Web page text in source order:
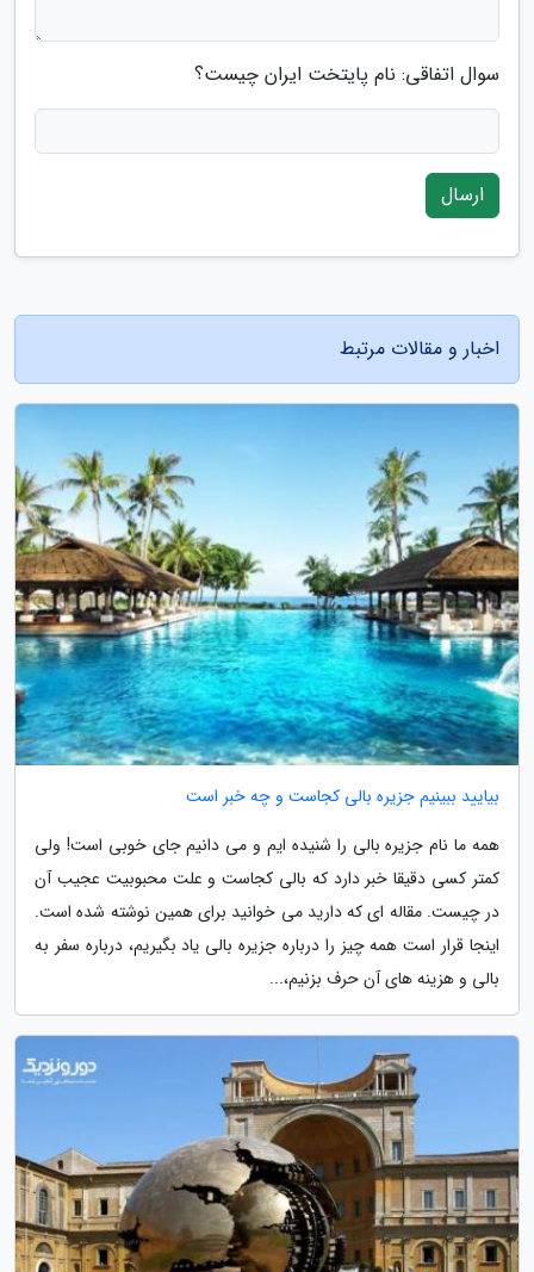
سوال اتفاقی: نام پایتخت ایران چیست؟
ارسال
اخبار و مقالات مرتبط
بیایید ببینیم جزیره بالی کجاست و چه خبر است
همه ما نام جزیره بالی را شنیده ایم و می دانیم جای خوبی است! ولی
کمتر کسی دقیقا خبر دارد که بالی کجاست و علت محبوبیت عجیب آن
در چیست. مقاله ای که دارید می خوانید برای همین نوشته شده است.
اینجا قرار است همه چیز را درباره جزیره بالی یاد بگیریم، درباره سفر به
بالی و هزینه های آن حرف بزنیم،...